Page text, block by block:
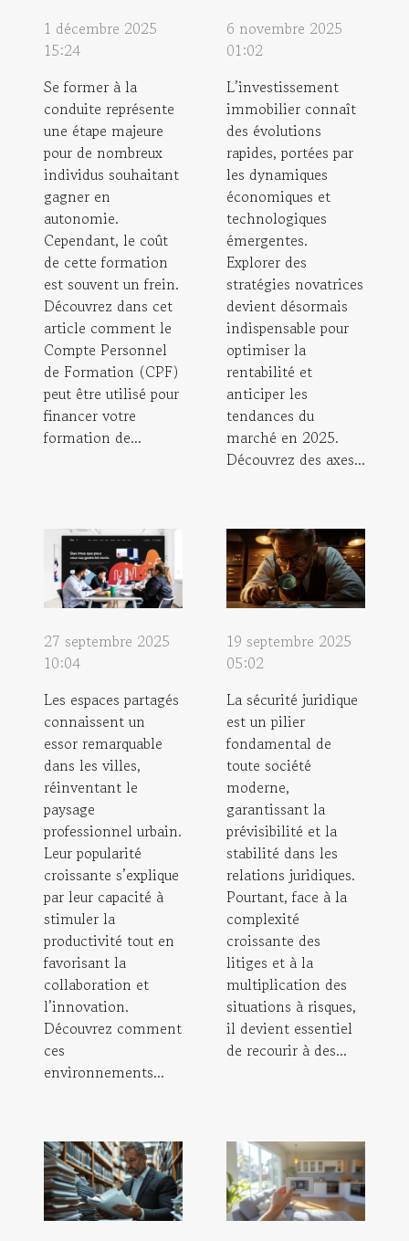
1 décembre 2025
15:24
Se former à la
conduite représente
une étape majeure
pour de nombreux
individus souhaitant
gagner en
autonomie.
Cependant, le coût
de cette formation
est souvent un frein.
Découvrez dans cet
article comment le
Compte Personnel
de Formation (CPF)
peut être utilisé pour
financer votre
formation de...
6 novembre 2025
01:02
L’investissement
immobilier connaît
des évolutions
rapides, portées par
les dynamiques
économiques et
technologiques
émergentes.
Explorer des
stratégies novatrices
devient désormais
indispensable pour
optimiser la
rentabilité et
anticiper les
tendances du
marché en 2025.
Découvrez des axes...
27 septembre 2025
10:04
Les espaces partagés
connaissent un
essor remarquable
dans les villes,
réinventant le
paysage
professionnel urbain.
Leur popularité
croissante s’explique
par leur capacité à
stimuler la
productivité tout en
favorisant la
collaboration et
l’innovation.
Découvrez comment
ces
environnements...
19 septembre 2025
05:02
La sécurité juridique
est un pilier
fondamental de
toute société
moderne,
garantissant la
prévisibilité et la
stabilité dans les
relations juridiques.
Pourtant, face à la
complexité
croissante des
litiges et à la
multiplication des
situations à risques,
il devient essentiel
de recourir à des...